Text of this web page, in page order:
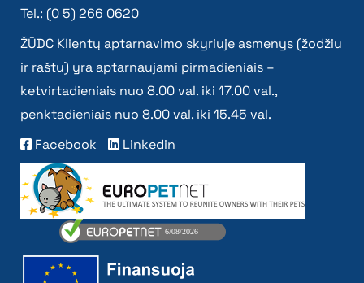
Tel.: (0 5) 266 0620
ŽŪDC Klientų aptarnavimo skyriuje asmenys (žodžiu
ir raštu) yra aptarnaujami pirmadieniais –
ketvirtadieniais nuo 8.00 val. iki 17.00 val.,
penktadieniais nuo 8.00 val. iki 15.45 val.
Facebook
Linkedin